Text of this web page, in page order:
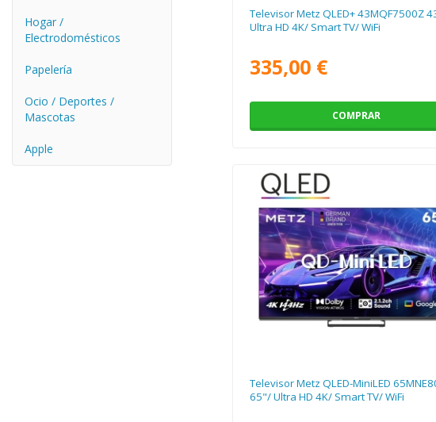
Hogar /
Electrodomésticos
Papelería
Ocio / Deportes /
Mascotas
Apple
Televisor Metz QLED+ 43MQF7500Z
Ultra HD 4K/ Smart TV/ WiFi
335,00 €
COMPRAR
Televisor Metz QLED-MiniLED
65"/ Ultra HD 4K/ Smart TV/ WiFi